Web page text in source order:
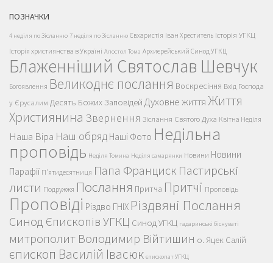
ПОЗНАЧКИ
4 неділя по Зісланню 7 неділя по Зісланню Євхаристія Іван Хреститель Історія УГКЦ
Історія християнства в Україні Апостол Тома Архиєрейський Синод УГКЦ
Блаженніший Святослав Шевчук
Богоявлення Великоднє послання Воскресіння Вхід Господа
у Єрусалим Десять Божих Заповідей Духовне життяЖиття
Християнина Звернення Зіслання Святого Духа Квітна Неділя
Наша Віра Наш обряд Наші Фото Недільна
проповідь Неділя Томина Неділя самарянки Новини Новини
Парафії П'ятидесятниця Папа Франциск Пастирські
листи Подружжя Послання Притча Притчі Проповідь
Проповіді Різдво ГНІХ Різдвяні Послання
Синод Єпископів УГКЦ Синод УГКЦ гадаринські біснуваті
митрополит Володимир Війтишин о. Яцек Салій
єпископ Василій Івасюк єпископат УГКЦ